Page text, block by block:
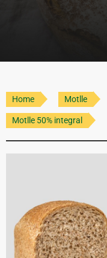
Home Motlle
Motlle 50% integral